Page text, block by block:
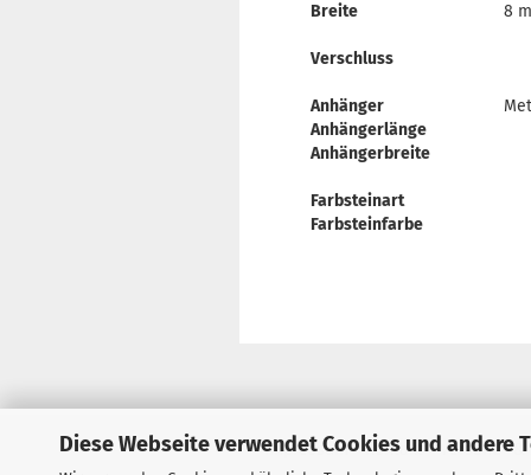
Diese Webseite verwendet Cookies und andere
Breite
8
Verschluss
Anhänger
Anhängerlänge
Anhängerbreite
Farbsteinart
Farbsteinfarbe
Impressum Kontakt Versand- &